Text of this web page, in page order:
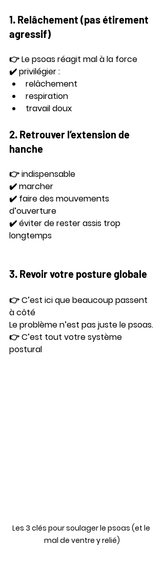
1. Relâchement (pas étirement
agressif)
👉 Le psoas réagit mal à la force
✔️ privilégier :
relâchement
respiration
travail doux
2. Retrouver l’extension de
hanche
👉 indispensable
✔️ marcher
✔️ faire des mouvements
d’ouverture
✔️ éviter de rester assis trop
longtemps
3. Revoir votre posture globale
👉 C’est ici que beaucoup passent
à côté
Le problème n’est pas juste le psoas.
👉 C’est tout votre système
postural
Les 3 clés pour soulager le psoas (et le
mal de ventre y relié)